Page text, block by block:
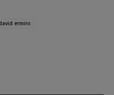
ermini